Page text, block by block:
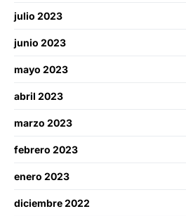
julio 2023
junio 2023
mayo 2023
abril 2023
marzo 2023
febrero 2023
enero 2023
diciembre 2022